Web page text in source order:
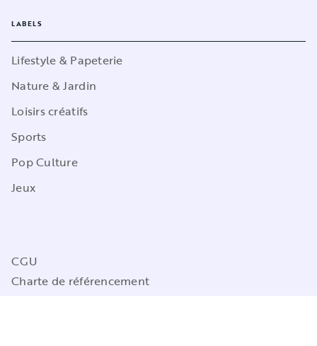
LABELS
Lifestyle & Papeterie
Nature & Jardin
Loisirs créatifs
Sports
Pop Culture
Jeux
CGU
Charte de référencement